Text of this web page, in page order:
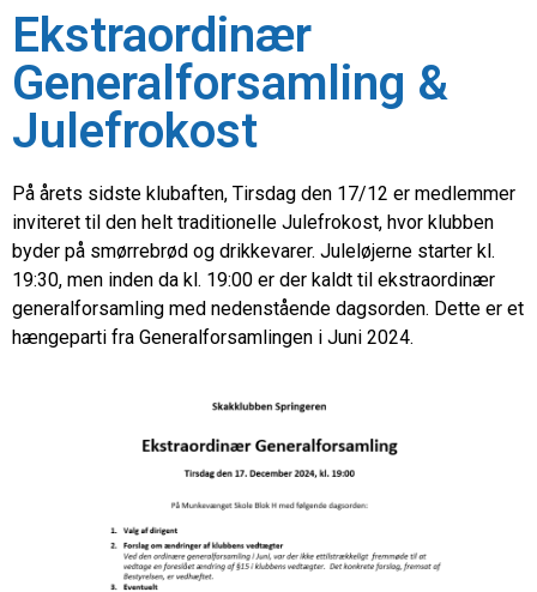
Ekstraordinær
Generalforsamling &
Julefrokost
På årets sidste klubaften, Tirsdag den 17/12 er medlemmer
inviteret til den helt traditionelle Julefrokost, hvor klubben
byder på smørrebrød og drikkevarer. Juleløjerne starter kl.
19:30, men inden da kl. 19:00 er der kaldt til ekstraordinær
generalforsamling med nedenstående dagsorden. Dette er et
hængeparti fra Generalforsamlingen i Juni 2024.